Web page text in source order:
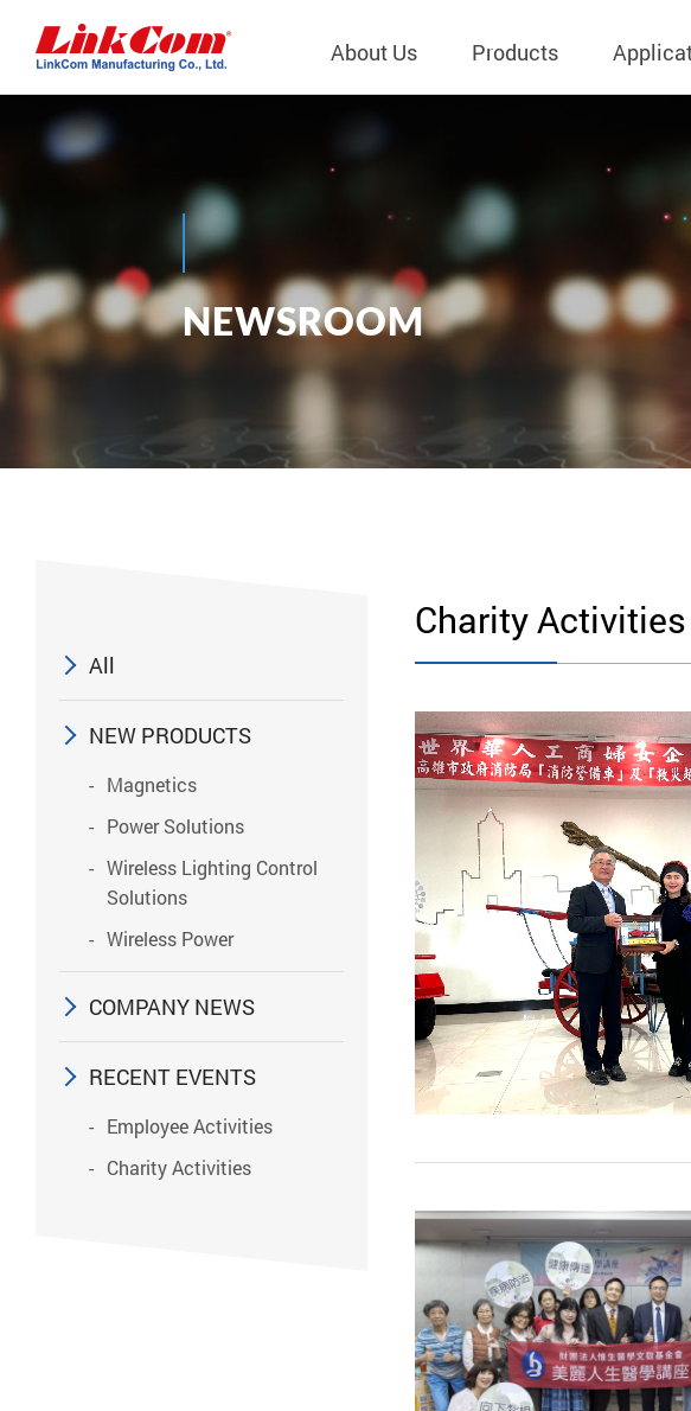
About Us Products
Telecom
LAN Transformers
Power Magnetics
PLC Transformers
EMI/RFI Filter
Inductors
Qi2.0 Wireless Charger
Qi1.x Wireless Charger
Qi2.2 Wireless TX Module
Qi2.0 Wireless TX Module
Qi1.x Wireless TX Module
Module
Company Overview
Company Governing
Structure
Important Internal
Regulations
NEWSROOM
News
All
NEW PRODUCTS
Magnetics
Power Solutions
Wireless Lighting Control
Solutions
Wireless Power
COMPANY NEWS
RECENT EVENTS
Employee Activities
Charity Activities
Charity Activities